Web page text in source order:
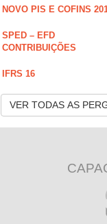
NOVO PIS E COFINS
SPED – EFD
CONTRIBUIÇÕES
IFRS 16
VER TODAS AS